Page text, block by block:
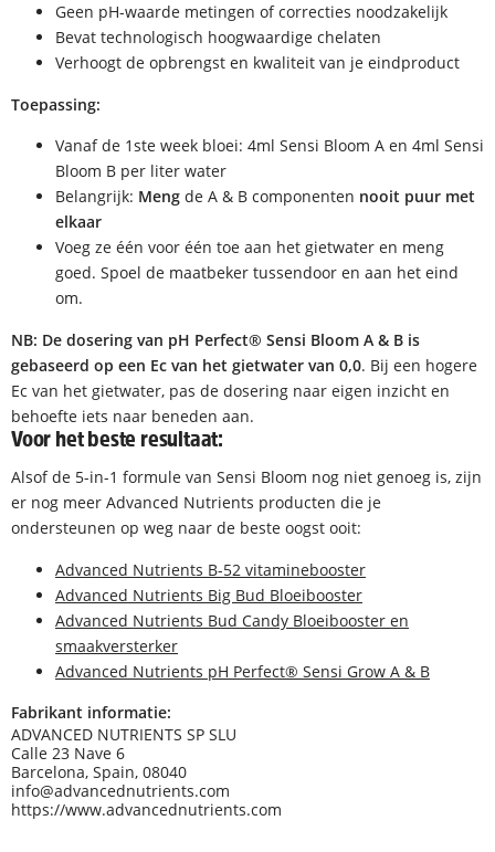
Geen pH-waarde metingen of correcties noodzakelijk
Bevat technologisch hoogwaardige chelaten
Verhoogt de opbrengst en kwaliteit van je eindproduct
Toepassing:
Vanaf de 1ste week bloei: 4ml Sensi Bloom A en 4ml Sensi
Bloom B per liter water
Belangrijk: Meng de A & B componenten nooit puur met
elkaar
Voeg ze één voor één toe aan het gietwater en meng
goed. Spoel de maatbeker tussendoor en aan het eind
om.
NB: De dosering van pH Perfect® Sensi Bloom A & B is
gebaseerd op een Ec van het gietwater van 0,0. Bij een hogere
Ec van het gietwater, pas de dosering naar eigen inzicht en
behoefte iets naar beneden aan.
Voor het beste resultaat:
Alsof de 5-in-1 formule van Sensi Bloom nog niet genoeg is, zijn
er nog meer Advanced Nutrients producten die je
ondersteunen op weg naar de beste oogst ooit:
Advanced Nutrients B-52 vitaminebooster
Advanced Nutrients Big Bud Bloeibooster
Advanced Nutrients Bud Candy Bloeibooster en
smaakversterker
Advanced Nutrients pH Perfect® Sensi Grow A & B
Fabrikant informatie:
ADVANCED NUTRIENTS SP SLU
Calle 23 Nave 6
Barcelona, Spain, 08040
info@advancednutrients.com
https://www.advancednutrients.com